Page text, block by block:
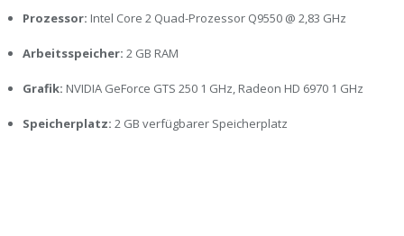
Prozessor: Intel Core 2 Quad-Prozessor Q9550 @ 2,83 GHz
Arbeitsspeicher: 2 GB RAM
Grafik: NVIDIA GeForce GTS 250 1 GHz, Radeon HD 6970 1 GHz
Speicherplatz: 2 GB verfügbarer Speicherplatz